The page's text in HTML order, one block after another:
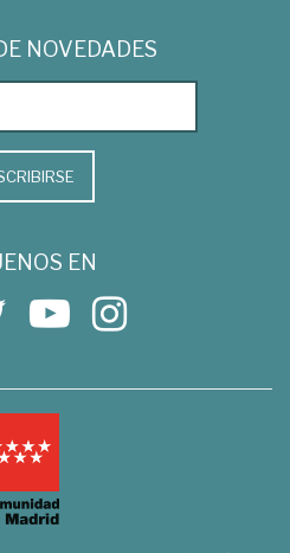
NOVEDADES
EN